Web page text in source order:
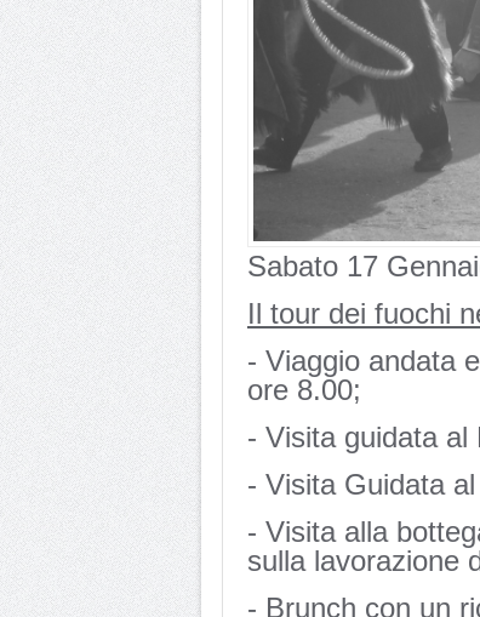
Sabato 17
Il tour dei fuochi
- Viaggio andata
ore 8.00;
- Visita guidata al
- Visita Guidata
- Visita alla
sulla lavorazione
- Brunch con un